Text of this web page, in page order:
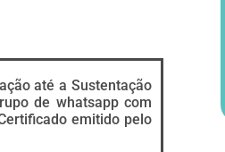
até a Sustentação
de whatsapp com
emitido pelo